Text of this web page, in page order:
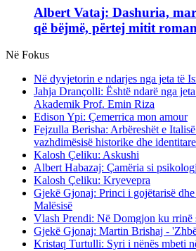
Albert Vataj: Dashuria,
që bëjmë, përtej mitit
Në Fokus
Në dyvjetorin e ndarjes nga jeta të
Jahja Drançolli: Është ndarë nga
Akademik Prof. Emin Riza
Edison Ypi: Çemerrica mon amour
Fejzulla Berisha: Arbëreshët e
vazhdimësisë historike dhe identitare
Kalosh Çeliku: Askushi
Albert Habazaj: Çamëria si
Kalosh Çeliku: Kryevepra
Gjekë Gjonaj: Princi i gojëtarisë
Malësisë
Vlash Prendi: Në Domgjon ku rrinë
Gjekë Gjonaj: Martin Brishaj -
Kristaq Turtulli: Syri i nënës mbeti